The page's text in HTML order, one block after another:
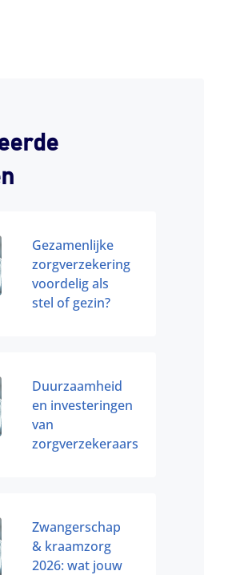
Gezamenlijke
zorgverzekering
voordelig als
stel of gezin?
Duurzaamheid
en investeringen
van
zorgverzekeraars
Zwangerschap
& kraamzorg
2026: wat jouw